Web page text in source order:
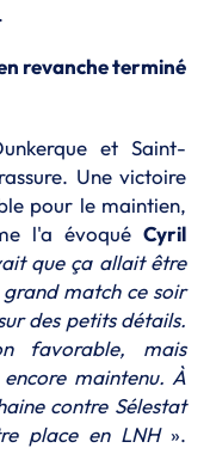
.
revanche terminé
et Saint-
Une victoire
pour le maintien,
l'a évoqué Cyril
que ça allait être
match ce soir
des petits détails.
favorable, mais
maintenu. À
contre Sélestat
place en LNH».